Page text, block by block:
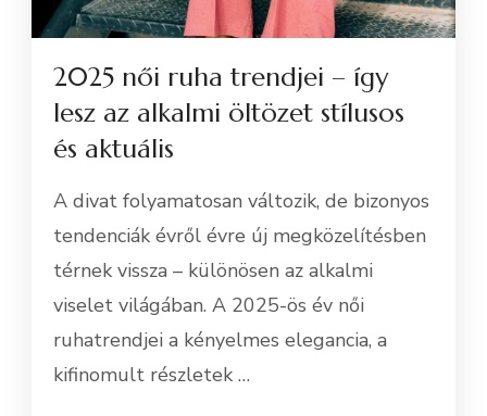
2025 női ruha trendjei – így
lesz az alkalmi öltözet stílusos
és aktuális
A divat folyamatosan változik, de bizonyos
tendenciák évről évre új megközelítésben
térnek vissza – különösen az alkalmi
viselet világában. A 2025-ös év női
ruhatrendjei a kényelmes elegancia, a
kifinomult részletek …